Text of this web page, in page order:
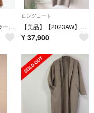
Plage ウール テーラード チェスターコート ロング 定価5.1万
ロングコート
【美品】【2023AW】Plage ハミルトン コクーンコート
¥ 37,900